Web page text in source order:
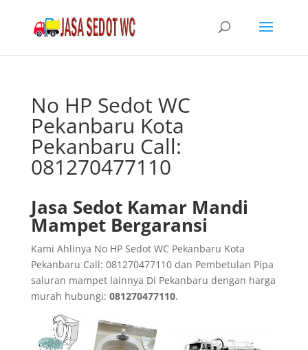
No HP Sedot WC
Pekanbaru Kota
Pekanbaru Call:
081270477110
Jasa Sedot Kamar Mandi
Mampet Bergaransi
Kami Ahlinya No HP Sedot WC Pekanbaru Kota
Pekanbaru Call: 081270477110 dan Pembetulan Pipa
saluran mampet lainnya Di Pekanbaru dengan harga
murah hubungi: 081270477110.